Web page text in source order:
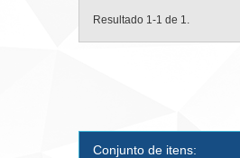
Resultado 1-1 de 1.
Conjunto de itens: